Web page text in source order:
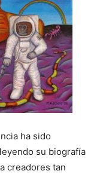
ha sido
su biografía
creadores tan